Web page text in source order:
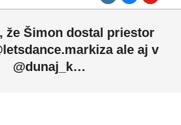
že Šimon dostal priestor
ale aj v
@dunaj_k…